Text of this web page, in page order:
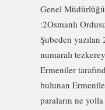
Genel
:2Osmanlı
Şubeden
numaralı
Ermeniler
bulunan
paraların ne